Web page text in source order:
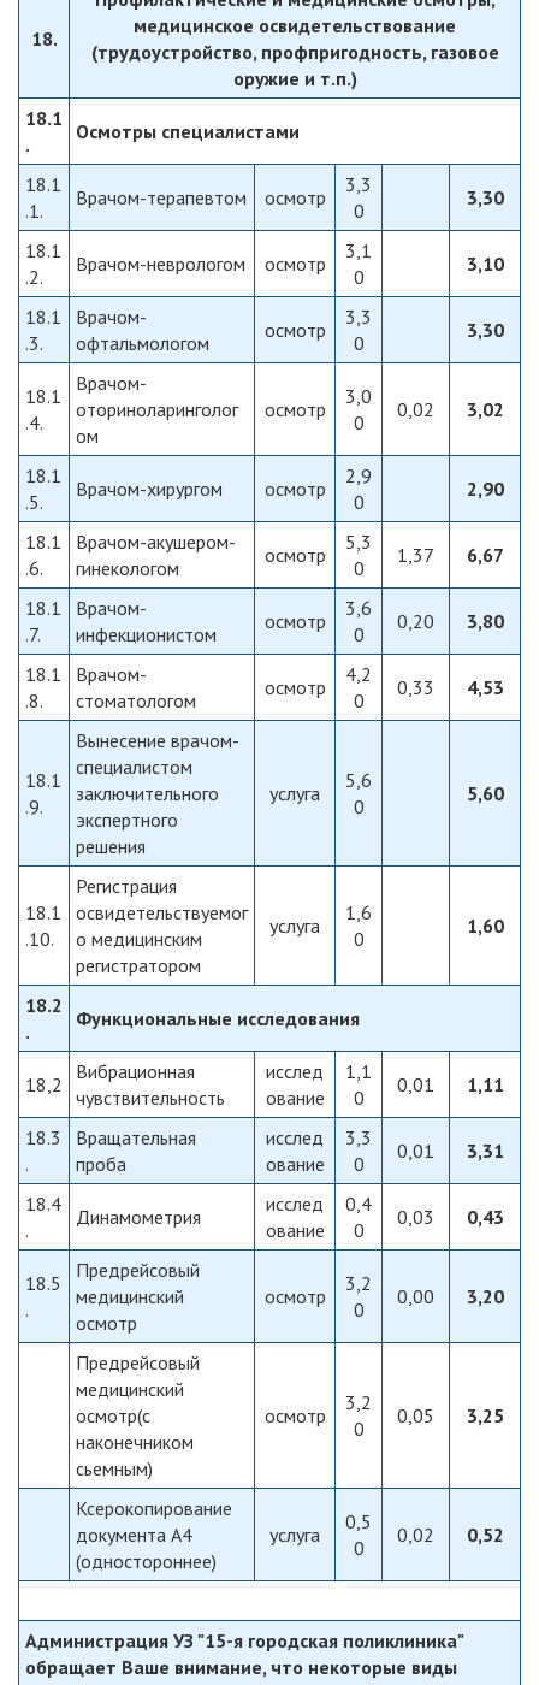
18.
медицинское освидетельствование
(трудоустройство, профпригодность, газовое
оружие и т.п.)
18.1
.
Осмотры специалистами
18.1
.1.
Врачом-терапевтом осмотр
3,3
0
3,30
18.1
.2.
Врачом-неврологом осмотр
3,1
0
3,10
18.1
.3.
Врачом-
офтальмологом
осмотр
3,3
0
3,30
18.1
.4.
Врачом-
оториноларинголог
ом
осмотр
3,0
0
0,02 3,02
18.1
.5.
Врачом-хирургом осмотр
2,9
0
2,90
18.1
.6.
Врачом-акушером-
гинекологом
осмотр
5,3
0
1,37 6,67
18.1
.7.
Врачом-
инфекционистом
осмотр
3,6
0
0,20 3,80
18.1
.8.
Врачом-
стоматологом
осмотр
4,2
0
0,33 4,53
18.1
.9.
Вынесение врачом-
специалистом
заключительного
экспертного
решения
услуга
5,6
0
5,60
18.1
.10.
Регистрация
освидетельствуемог
о медицинским
регистратором
услуга
1,6
0
1,60
18.2
.
Функциональные исследования
18,2
Вибрационная
чувствительность
исслед
ование
1,1
0
0,01 1,11
18.3
.
Вращательная
проба
исслед
ование
3,3
0
0,01 3,31
18.4
.
Динамометрия
исслед
ование
0,4
0
0,03 0,43
18.5
.
Предрейсовый
медицинский
осмотр
осмотр
3,2
0
0,00 3,20
Предрейсовый
медицинский
осмотр(с
наконечником
сьемным)
осмотр
3,2
0
0,05 3,25
Ксерокопирование
документа А4
(одностороннее)
услуга
0,5
0
0,02 0,52
Администрация УЗ "15-я городская поликлиника"
обращает Ваше внимание, что некоторые виды